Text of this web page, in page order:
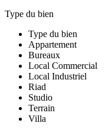
Type du bien
Type du bien
Appartement
Bureaux
Local Commercial
Local Industriel
Riad
Studio
Terrain
Villa